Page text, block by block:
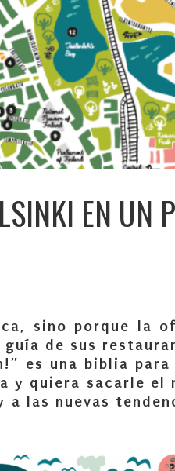
EN UN
sino porque la
de sus
es una biblia
y quiera sacarle el
a las nuevas